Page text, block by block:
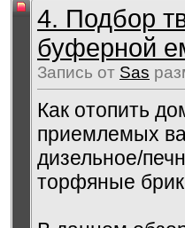
4. Подбор
буферной
Запись от Sas
Как отопить
приемлемых
дизельное/
торфяные